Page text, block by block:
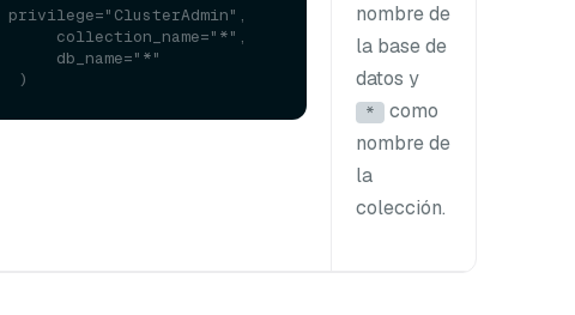
privilege="ClusterAdmin",
nombre de
la base de
datos y
*
como
nombre de
la
colección.